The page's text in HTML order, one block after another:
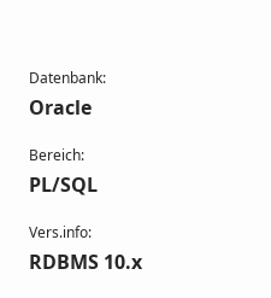
Datenbank:
Oracle
Bereich:
PL/SQL
Vers.info:
RDBMS 10.x